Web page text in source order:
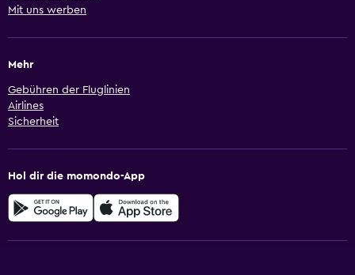
Mit uns werben
Mehr
Gebühren der Fluglinien
Airlines
Sicherheit
Hol dir die momondo-App